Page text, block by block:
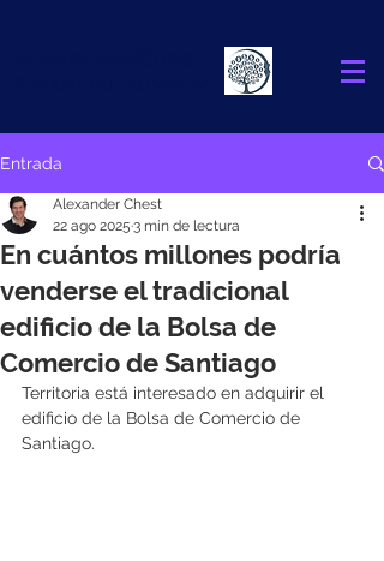
Entrada
En cuántos millones podría
venderse el tradicional
edificio de la Bolsa de
Comercio de Santiago
Alexander Chest
22 ago 2025 3 min de lectura
Territoria está interesado en adquirir el
edificio de la Bolsa de Comercio de
Santiago.